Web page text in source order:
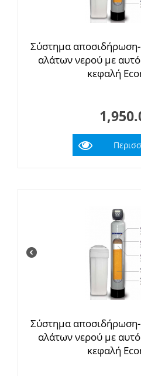
Σύστημα
αλάτων νερού με
κεφαλή
Σύστημα
αλάτων νερού με
κεφαλή